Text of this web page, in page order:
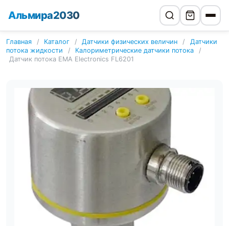
Альмира2030
Главная / Каталог / Датчики физических величин /
Датчики
потока жидкости
/ Калориметрические датчики потока
/
Датчик потока EMA Electronics FL6201